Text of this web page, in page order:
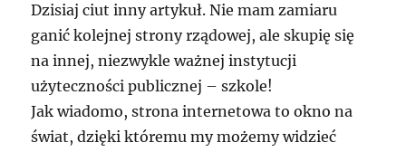
Dzisiaj ciut inny artykuł. Nie mam zamiaru
ganić kolejnej strony rządowej, ale skupię się
na innej, niezwykle ważnej instytucji
użyteczności publicznej – szkole!
Jak wiadomo, strona internetowa to okno na
świat, dzięki któremu my możemy widzieć